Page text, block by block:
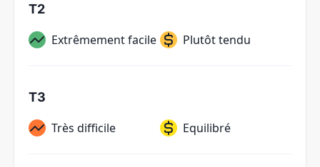
T2
Extrêmement facile Plutôt tendu
T3
Très difficile Equilibré